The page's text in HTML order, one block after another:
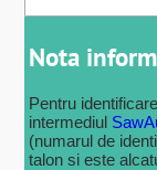
Nota
Pentru
intermediul
(numarul de
talon si este